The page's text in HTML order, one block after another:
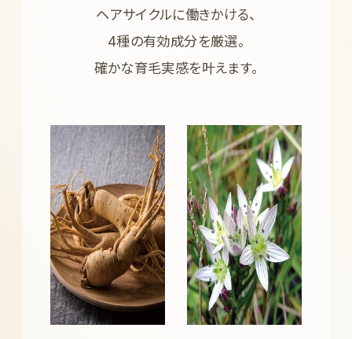
ヘアサイクルに働きかける、
4種の有効成分を厳選。
確かな育毛実感を叶えます。